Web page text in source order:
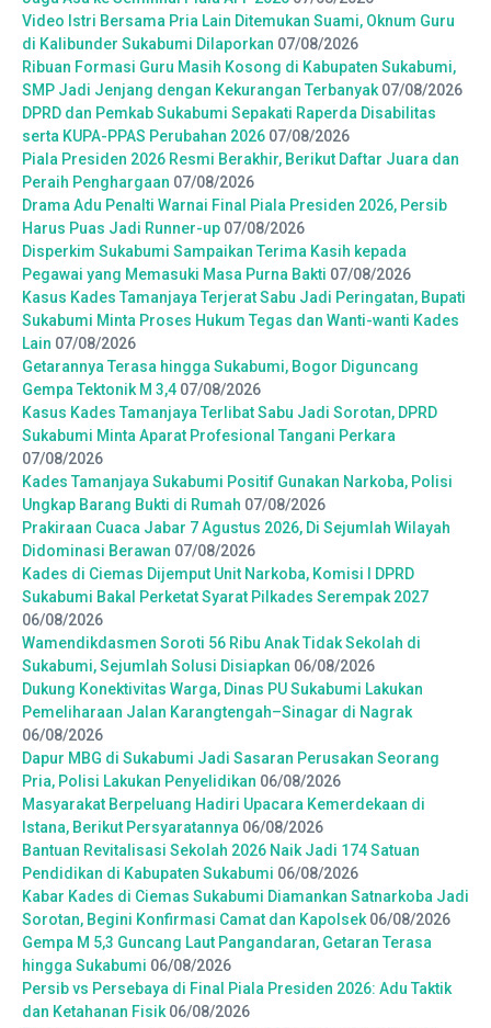
Video Istri Bersama Pria Lain Ditemukan Suami, Oknum Guru
di Kalibunder Sukabumi Dilaporkan 07/08/2026
Ribuan Formasi Guru Masih Kosong di Kabupaten Sukabumi,
SMP Jadi Jenjang dengan Kekurangan Terbanyak 07/08/2026
DPRD dan Pemkab Sukabumi Sepakati Raperda Disabilitas
serta KUPA-PPAS Perubahan 2026 07/08/2026
Piala Presiden 2026 Resmi Berakhir, Berikut Daftar Juara dan
Peraih Penghargaan 07/08/2026
Drama Adu Penalti Warnai Final Piala Presiden 2026, Persib
Harus Puas Jadi Runner-up 07/08/2026
Disperkim Sukabumi Sampaikan Terima Kasih kepada
Pegawai yang Memasuki Masa Purna Bakti 07/08/2026
Kasus Kades Tamanjaya Terjerat Sabu Jadi Peringatan, Bupati
Sukabumi Minta Proses Hukum Tegas dan Wanti-wanti Kades
Lain 07/08/2026
Getarannya Terasa hingga Sukabumi, Bogor Diguncang
Gempa Tektonik M 3,4 07/08/2026
Kasus Kades Tamanjaya Terlibat Sabu Jadi Sorotan, DPRD
Sukabumi Minta Aparat Profesional Tangani Perkara
07/08/2026
Kades Tamanjaya Sukabumi Positif Gunakan Narkoba, Polisi
Ungkap Barang Bukti di Rumah 07/08/2026
Prakiraan Cuaca Jabar 7 Agustus 2026, Di Sejumlah Wilayah
Didominasi Berawan 07/08/2026
Kades di Ciemas Dijemput Unit Narkoba, Komisi I DPRD
Sukabumi Bakal Perketat Syarat Pilkades Serempak 2027
06/08/2026
Wamendikdasmen Soroti 56 Ribu Anak Tidak Sekolah di
Sukabumi, Sejumlah Solusi Disiapkan 06/08/2026
Dukung Konektivitas Warga, Dinas PU Sukabumi Lakukan
Pemeliharaan Jalan Karangtengah–Sinagar di Nagrak
06/08/2026
Dapur MBG di Sukabumi Jadi Sasaran Perusakan Seorang
Pria, Polisi Lakukan Penyelidikan 06/08/2026
Masyarakat Berpeluang Hadiri Upacara Kemerdekaan di
Istana, Berikut Persyaratannya 06/08/2026
Bantuan Revitalisasi Sekolah 2026 Naik Jadi 174 Satuan
Pendidikan di Kabupaten Sukabumi 06/08/2026
Kabar Kades di Ciemas Sukabumi Diamankan Satnarkoba Jadi
Sorotan, Begini Konfirmasi Camat dan Kapolsek 06/08/2026
Gempa M 5,3 Guncang Laut Pangandaran, Getaran Terasa
hingga Sukabumi 06/08/2026
Persib vs Persebaya di Final Piala Presiden 2026: Adu Taktik
dan Ketahanan Fisik 06/08/2026